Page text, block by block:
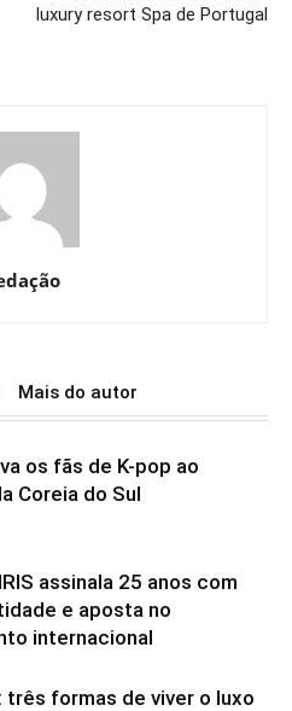
luxury resort Spa de Portugal
Mais do autor
os fãs de K-pop ao
Coreia do Sul
assinala 25 anos com
e aposta no
internacional
três formas de viver o luxo